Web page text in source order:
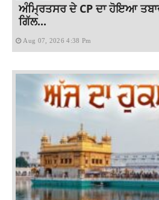
ਅੰਮ੍ਰਿਤਸਰ ਦੇ CP ਦਾ ਹੋਇਆ
ਗਿੱਲ...
Aug 07, 2026 4:38 Pm